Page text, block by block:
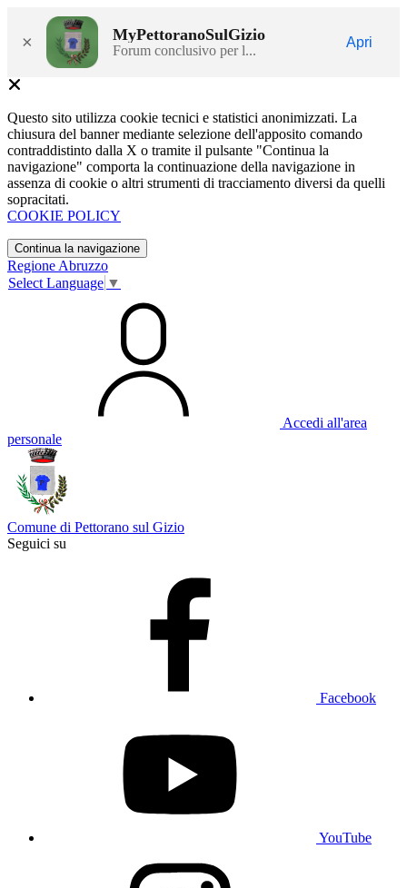
× MyPettoranoSulGizio
Forum conclusivo per l...
Apri
Questo sito utilizza cookie tecnici e statistici anonimizzati. La
chiusura del banner mediante selezione dell'apposito comando
contraddistinto dalla X o tramite il pulsante "Continua la
navigazione" comporta la continuazione della navigazione in
assenza di cookie o altri strumenti di tracciamento diversi da quelli
sopracitati.
COOKIE POLICY
Continua la navigazione
Regione Abruzzo
Select Language ▼
Accedi all'area
personale
Comune di Pettorano sul Gizio
Seguici su
Facebook
YouTube